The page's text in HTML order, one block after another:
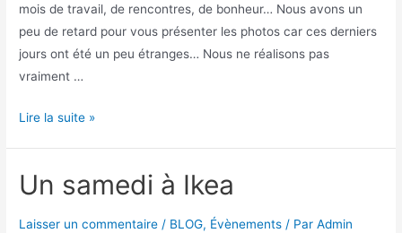
mois de travail, de rencontres, de bonheur… Nous avons un
peu de retard pour vous présenter les photos car ces derniers
jours ont été un peu étranges… Nous ne réalisons pas
vraiment …
Lire la suite »
Un samedi à Ikea
Laisser un commentaire / BLOG, Évènements / ParAdmin